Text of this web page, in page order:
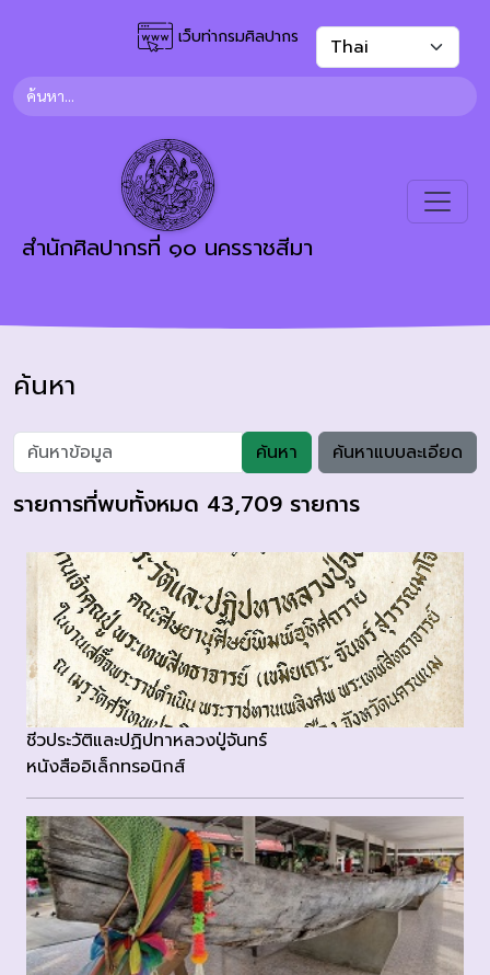
เว็บท่ากรมศิลปากร
สำนักศิลปากรที่ ๑๐ นครราชสีมา
ค้นหา
ค้นหา ค้นหาแบบละเอียด
รายการที่พบทั้งหมด 43,709 รายการ
ชีวประวัติและปฏิปทาหลวงปู่จันทร์
หนังสืออิเล็กทรอนิกส์